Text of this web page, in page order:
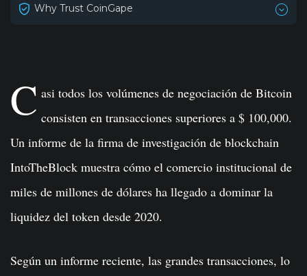
Why Trust CoinGape
C asi todos los volúmenes de negociación de Bitcoin
consisten en transacciones superiores a $ 100,000.
Un informe de la firma de investigación de blockchain
IntoTheBlock muestra cómo el comercio institucional de
miles de millones de dólares ha llegado a dominar la
liquidez del token desde 2020.
Según un informe reciente, las grandes transacciones, lo